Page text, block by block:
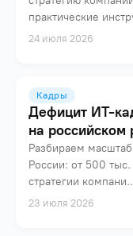
практические
24 июля 2026
Кадры
Дефицит ИТ-
на российском
Разбираем
России: от 500
стратегии
23 июля 2026